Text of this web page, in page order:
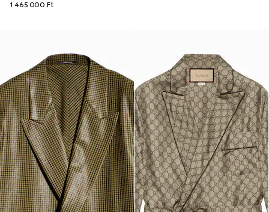
1 465 000 Ft